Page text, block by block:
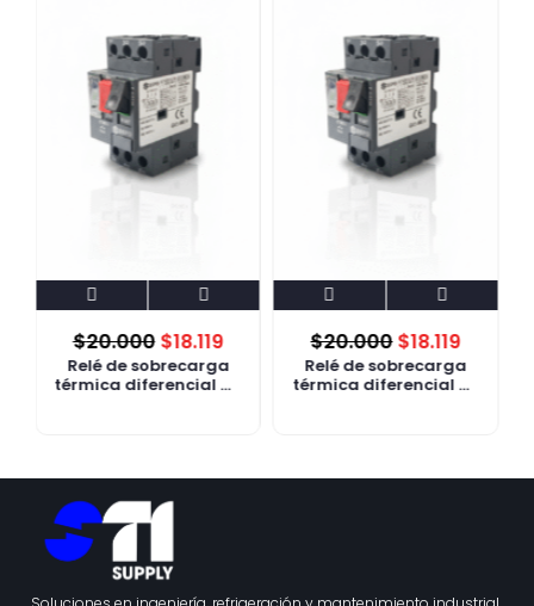
Relé de sobrecarga
térmica diferencial de
$20.000 $18.119
Relé de sobrecarga
térmica diferencial de
$20.000$18.119